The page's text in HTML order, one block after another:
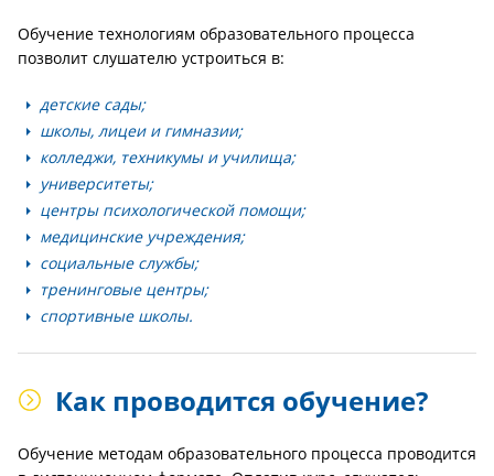
Обучение технологиям образовательного процесса
позволит слушателю устроиться в:
детские сады;
школы, лицеи и гимназии;
колледжи, техникумы и училища;
университеты;
центры психологической помощи;
медицинские учреждения;
социальные службы;
тренинговые центры;
спортивные школы.
Как проводится обучение?
Обучение методам образовательного процесса проводится